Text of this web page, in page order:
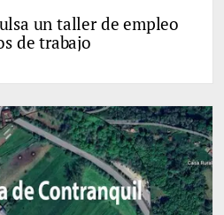
un taller de empleo
de trabajo